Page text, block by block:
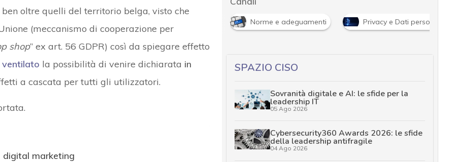
oltre quelli del territorio belga, visto che
(meccanismo di cooperazione per
shop” ex art. 56 GDPR) così da spiegare effetto
ventilato la possibilità di venire dichiarata in
a cascata per tutti gli utilizzatori.
digital marketing
Norme e adeguamenti Privacy e Dati personali
SPAZIO CISO
Sovranità digitale e AI: le sfide per la
leadership IT
05 Ago 2026
Cybersecurity360 Awards 2026: le sfide
della leadership antifragile
04 Ago 2026